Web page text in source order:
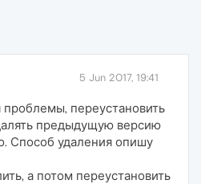
5 Jun 2017, 19:41
переустановить
предыдущую версию
Способ удаления опишу
а потом переустановить